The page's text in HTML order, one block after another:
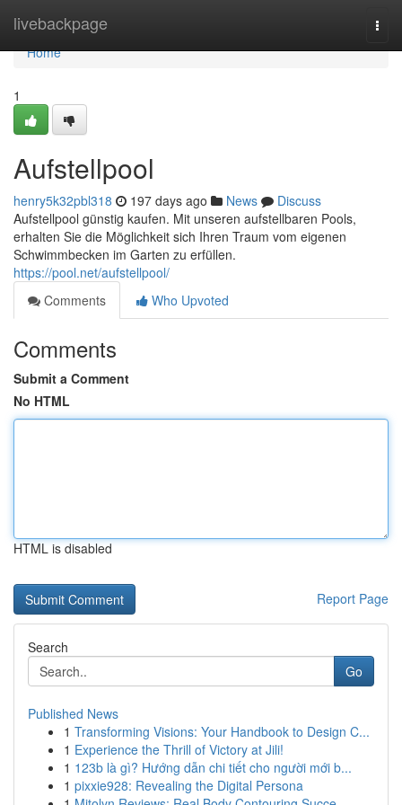
livebackpage
Home
Home
1
Aufstellpool
henry5k32pbl318 197 days ago News
Discuss
Aufstellpool günstig kaufen. Mit unseren aufstellbaren Pools,
erhalten Sie die Möglichkeit sich Ihren Traum vom eigenen
Schwimmbecken im Garten zu erfüllen.
https://pool.net/aufstellpool/
Comments
Who Upvoted
Comments
Submit a Comment
No HTML
HTML is disabled
Report Page
Search
Go
Published News
1 Transforming Visions: Your Handbook to Design C...
1 Experience the Thrill of Victory at Jili!
1 123b là gì? Hướng dẫn chi tiết cho người mới b...
1 pixxie928: Revealing the Digital Persona